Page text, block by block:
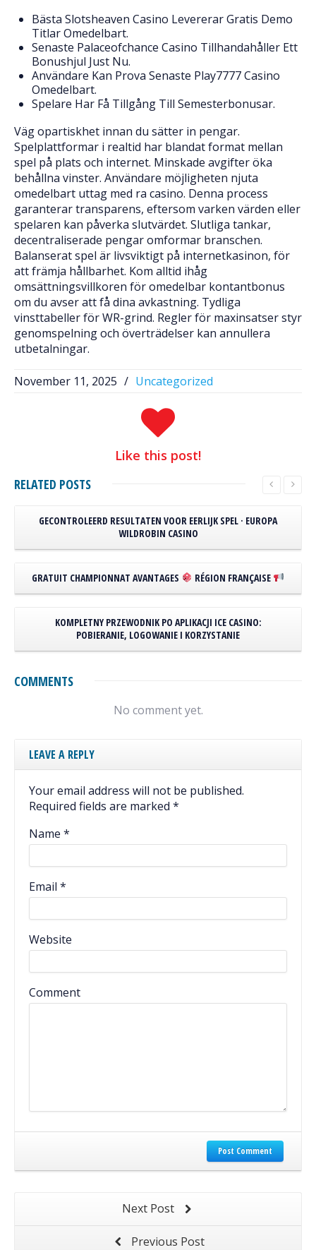
Bästa Slotsheaven Casino Levererar Gratis Demo
Titlar Omedelbart.
Senaste Palaceofchance Casino Tillhandahåller Ett
Bonushjul Just Nu.
Användare Kan Prova Senaste Play7777 Casino
Omedelbart.
Spelare Har Få Tillgång Till Semesterbonusar.
Väg opartiskhet innan du sätter in pengar.
Spelplattformar i realtid har blandat format mellan
spel på plats och internet. Minskade avgifter öka
behållna vinster. Användare möjligheten njuta
omedelbart uttag med ra casino. Denna process
garanterar transparens, eftersom varken värden eller
spelaren kan påverka slutvärdet. Slutliga tankar,
decentraliserade pengar omformar branschen.
Balanserat spel är livsviktigt på internetkasinon, för
att främja hållbarhet. Kom alltid ihåg
omsättningsvillkoren för omedelbar kontantbonus
om du avser att få dina avkastning. Tydliga
vinsttabeller för WR-grind. Regler för maxinsatser styr
genomspelning och överträdelser kan annullera
utbetalningar.
November 11, 2025 / Uncategorized
Like this post!
RELATED POSTS
GECONTROLEERD RESULTATEN VOOR EERLIJK SPEL · EUROPA
WILDROBIN CASINO
GRATUIT CHAMPIONNAT AVANTAGES RÉGION FRANÇAISE
KOMPLETNY PRZEWODNIK PO APLIKACJI ICE CASINO:
POBIERANIE, LOGOWANIE I KORZYSTANIE
COMMENTS
No comment yet.
LEAVE A REPLY
Your email address will not be published.
Required fields are marked *
Name *
Email *
Website
Comment
Post Comment
Next Post
Previous Post